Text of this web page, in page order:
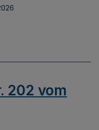
202 vom